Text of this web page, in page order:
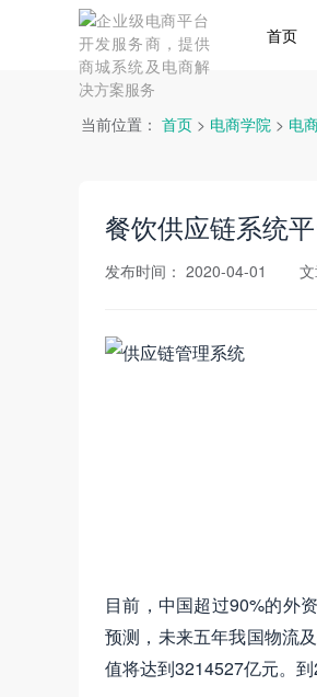
首页
当前位置： 首页 > 电商学院 > 电
餐饮供应链系统
发布时间： 2020-04-01
目前，中国超过90%的外
预测，未来五年我国物流
值将达到3214527亿元。